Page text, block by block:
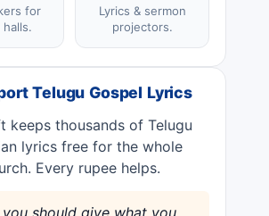
for
Lyrics & sermon
projectors.
Telugu Gospel Lyrics
keeps thousands of Telugu
lyrics free for the whole
Every rupee helps.
should give what you